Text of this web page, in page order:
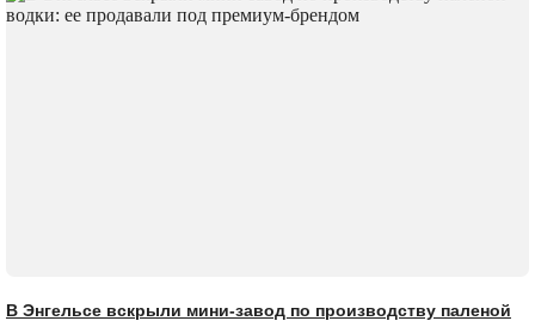
В Энгельсе вскрыли мини-завод по производству паленой